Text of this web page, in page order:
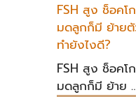
FSH สูง ช็อคโ
มดลูกก็มี ย้าย
ทำยังไงดี?
FSH สูง ช็อคโ
มดลูกก็มี ย้าย